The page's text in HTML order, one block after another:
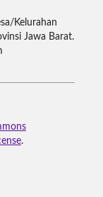
Kelurahan
Jawa Barat.
.